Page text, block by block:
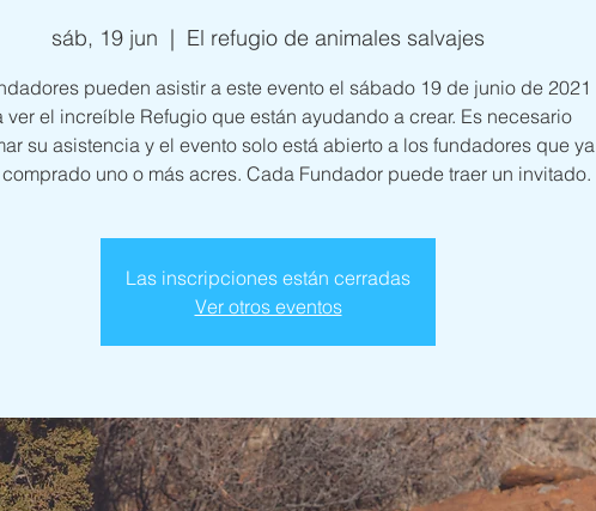
sáb, 19 jun
  |
El refugio de animales salvajes
pueden asistir a este evento el sábado 19 de junio de 2021
ver el increíble Refugio que están ayudando a crear. Es necesario
su asistencia y el evento solo está abierto a los fundadores que ya
uno o más acres. Cada Fundador puede traer un invitado.
Las inscripciones están cerradas
Ver otros eventos